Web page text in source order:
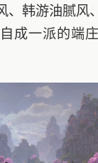
、韩游油腻风
成一派的端